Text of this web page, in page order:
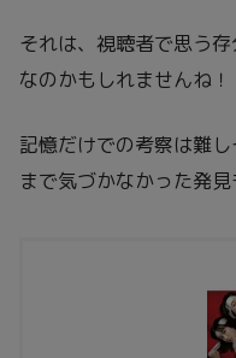
それは、視聴者で思う
なのかもしれませんね！
記憶だけでの考察は難
まで気づかなかった発